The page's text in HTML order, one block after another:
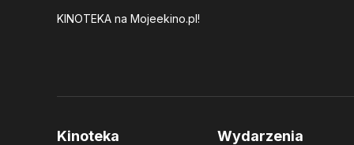
KINOTEKA na Mojeekino.pl!
Kinoteka Wydarzenia